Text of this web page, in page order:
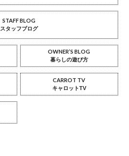
STAFF BLOG
スタッフブログ
OWNER’S BLOG
暮らしの遊び方
CARROT TV
キャロットTV